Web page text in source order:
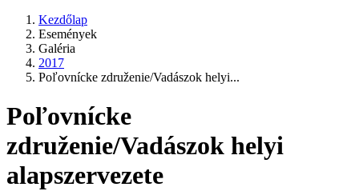
Kezdőlap
Események
Galéria
2017
Poľovnícke združenie/Vadászok helyi...
Poľovnícke
združenie/Vadászok helyi
alapszervezete